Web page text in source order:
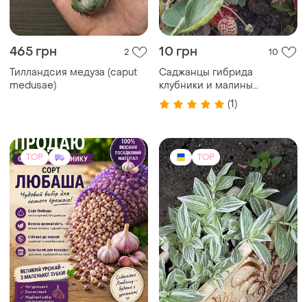
465 грн 2
Тилландсия медуза (caput
medusae)
10 грн 10
Саджанцы гибрида
клубники и малины
"прочное шидлер"
(1)
TOP TOP